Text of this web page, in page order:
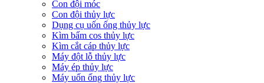
Con đội móc
Con đội thủy lực
Dụng cụ uốn ống thủy lực
Kìm bấm cos thủy lực
Kìm cắt cáp thủy lực
Máy đột lỗ thủy lực
Máy ép thủy lực
Máy uốn ống thủy lực